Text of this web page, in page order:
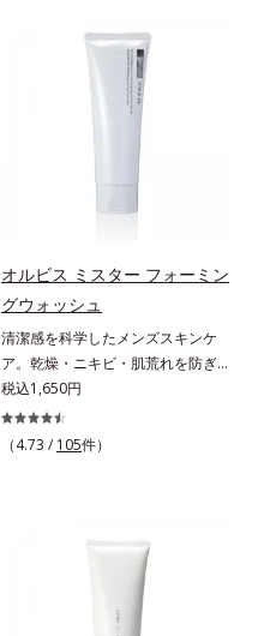
よる肌悩み一つ一つを対処するので
はなく、肌で起きていることの根本
原因に着目。加齢とともに現れる年
齢サインについて研究を進めたとこ
ろ、弾力感のない状態である「ハリ
のなさ」や、くすみ(*5)などが現れ
ている状態である「透明感のなさ」
が、大人の肌印象に大きな影響を与
でオルビスユー ドットシリーズは
美容成分(*9)として「G.D.F.アクテ
ィベーター(*10)」を配合。そし
て、従来から配合している美白(*1)
有効成分「トラネキサム酸」を配合
しました。さらに、シリーズ共通の
美容成分「GLルートブースター
(*11)」を配合することで、肌のふ
上向き(*12)のハリと透明感を。効
果的なシナジー設計で、あなたのエ
イジングケアを応援します。*1 メ
ラニンの生成を抑え、シミ・ソバカ
オルビス ミスター フォーミン
グウォッシュ
清潔感を科学したメンズスキンケ
ア。乾燥・ニキビ・肌荒れを防ぎハ
リ・ツヤのある、好印象な清潔透明
肌(*1)へ。オルビス ミスターは、男
性の清潔感、爽やかさ、若々しさの
(*3)。ニキビ・肌荒れ予防有効成分
と保湿成分を新たに配合。これまで
の乾燥・テカリへのケアはそのまま
に、肌荒れ・ニキビ予防など“今”の
税込1,650円
（4.73 / 105件）